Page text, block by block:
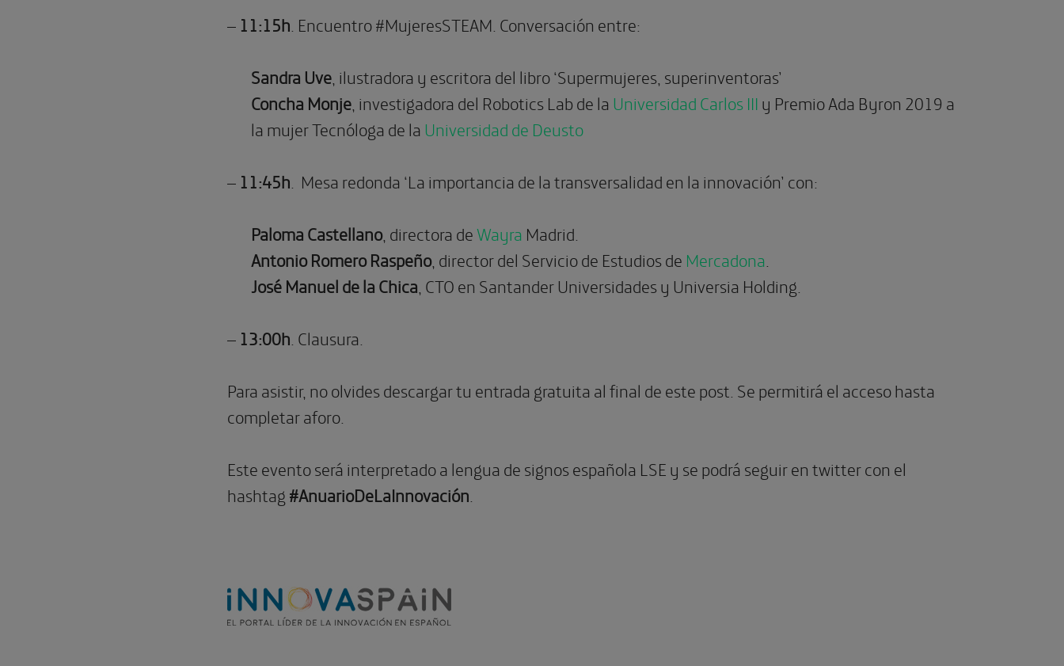
– 11:15h . Encuentro #MujeresSTEAM. Conversación entre:
Sandra Uve , ilustradora y escritora del libro ‘Supermujeres, superinventoras’
Concha Monje , investigadora del Robotics Lab de la Universidad Carlos IIIy Premio Ada Byron 2019 a
la mujer Tecnóloga de la Universidad de Deusto
– 11:45h . Mesa redonda ‘La importancia de la transversalidad en la innovación’ con:
Paloma Castellano, directora deWayra Madrid.
Antonio Romero Raspeño, director del Servicio de Estudios de Mercadona
José Manuel de la Chica , CTO en Santander Universidades y Universia Holding.
– 13:00h . Clausura.
Para asistir, no olvides descargar tu entrada gratuita al final de este post. Se permitirá el acceso hasta
completar aforo.
Este evento será interpretado a lengua de signos española LSE y se podrá seguir en twitter con el
hashtag#AnuarioDeLaInnovación